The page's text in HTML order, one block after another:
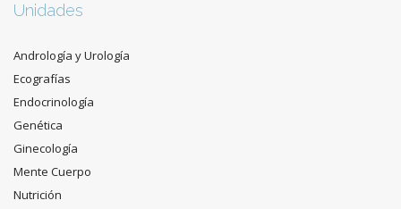
Unidades
Andrología y Urología
Ecografías
Endocrinología
Genética
Ginecología
Mente Cuerpo
Nutrición